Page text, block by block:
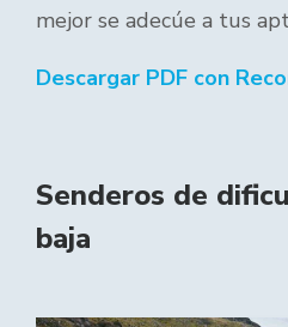
mejor se adecúe a tus
Descargar PDF con
Senderos de
baja